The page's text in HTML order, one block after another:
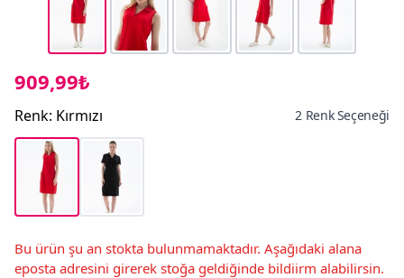
909,99₺
Renk: Kırmızı 2 Renk Seçeneği
Bu ürün şu an stokta bulunmamaktadır. Aşağıdaki alana
eposta adresini girerek stoğa geldiğinde bildiirm alabilirsin.